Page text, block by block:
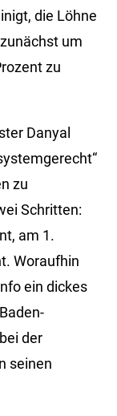
die Löhne
um
zu
Danyal
zu
Schritten:
am 1.
Woraufhin
ein dickes
der
seinen